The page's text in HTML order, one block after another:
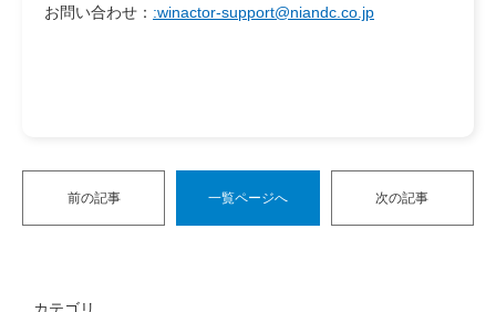
お問い合わせ： :winactor-support@niandc.co.jp
前の記事 一覧ページへ 次の記事